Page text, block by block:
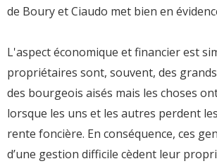
de Boury et Ciaudo met bien en
L'aspect économique et financier est
propriétaires sont, souvent, des
des bourgeois aisés mais les choses
lorsque les uns et les autres perdent
rente foncière. En conséquence, ces
d’une gestion difficile cèdent leur